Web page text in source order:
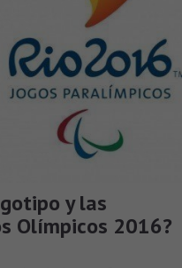
y las
Olímpicos 2016?